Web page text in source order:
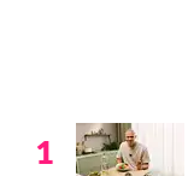
1